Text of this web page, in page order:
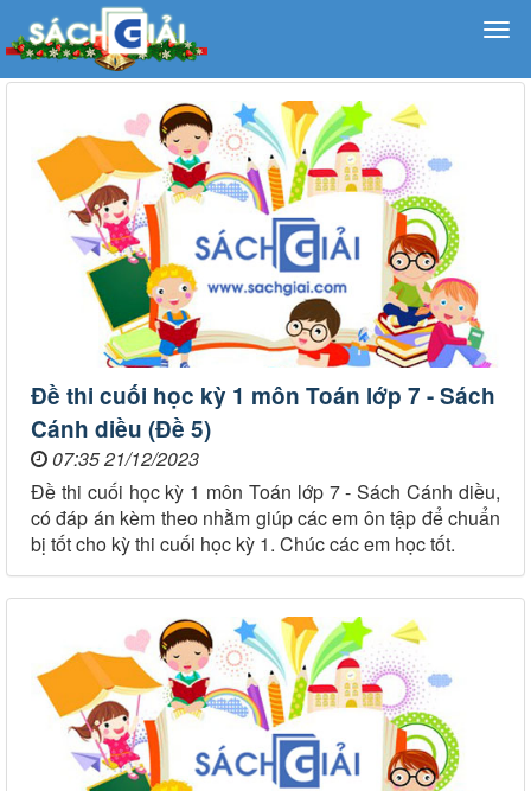
Đề thi cuối học kỳ 1 môn Toán lớp 7 - Sách
Cánh diều (Đề 5)
07:35 21/12/2023
Đề thi cuối học kỳ 1 môn Toán lớp 7 - Sách Cánh diều,
có đáp án kèm theo nhằm giúp các em ôn tập để chuẩn
bị tốt cho kỳ thi cuối học kỳ 1. Chúc các em học tốt.